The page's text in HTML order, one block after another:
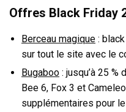
Offres Black Friday
Berceau magique :
sur tout le site avec le
Bugaboo : jusqu’à 25
Bee 6, Fox 3 et
supplémentaires pour